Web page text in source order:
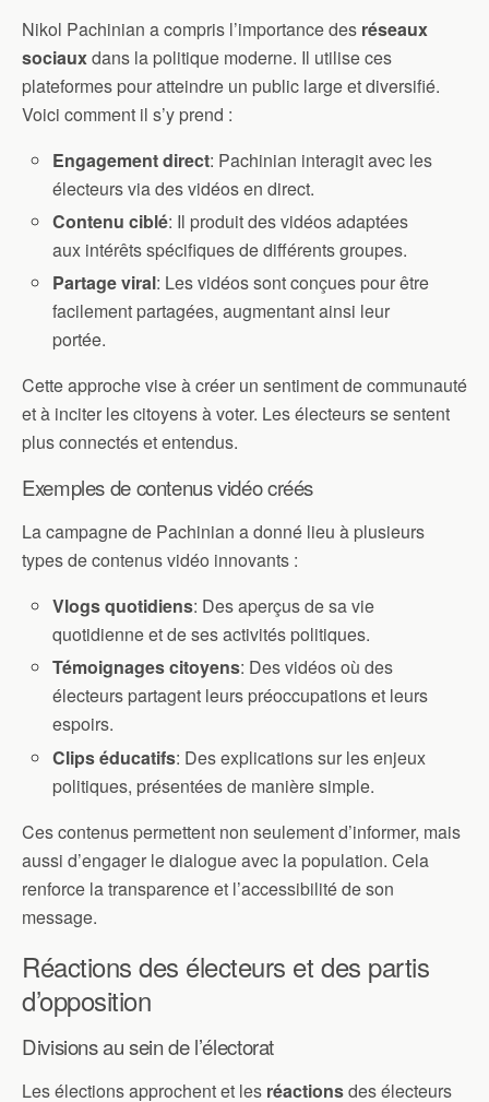
Nikol Pachinian a compris l’importance des réseaux
sociauxdans la politique moderne. Il utilise ces
plateformes pour atteindre un public large et diversifié.
Voici comment il s’y prend :
Engagement direct: Pachinian interagit avec les
électeurs via des vidéos en direct.
Contenu ciblé: Il produit des vidéos adaptées
aux intérêts spécifiques de différents groupes.
Partage viral: Les vidéos sont conçues pour être
facilement partagées, augmentant ainsi leur
portée.
Cette approche vise à créer un sentiment de communauté
et à inciter les citoyens à voter. Les électeurs se sentent
plus connectés et entendus.
Exemples de contenus vidéo créés
La campagne de Pachinian a donné lieu à plusieurs
types de contenus vidéo innovants :
Vlogs quotidiens: Des aperçus de sa vie
quotidienne et de ses activités politiques.
Témoignages citoyens: Des vidéos où des
électeurs partagent leurs préoccupations et leurs
espoirs.
Clips éducatifs: Des explications sur les enjeux
politiques, présentées de manière simple.
Ces contenus permettent non seulement d’informer, mais
aussi d’engager le dialogue avec la population. Cela
renforce la transparence et l’accessibilité de son
message.
Réactions des électeurs et des partis
d’opposition
Divisions au sein de l’électorat
Les élections approchent et les réactionsdes électeurs